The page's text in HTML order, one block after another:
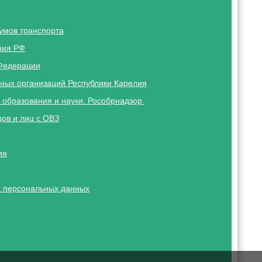
транспорта
РФ
организаций Республики Карелия
и науки. Рособрнадзор
и лиц с ОВЗ
данных